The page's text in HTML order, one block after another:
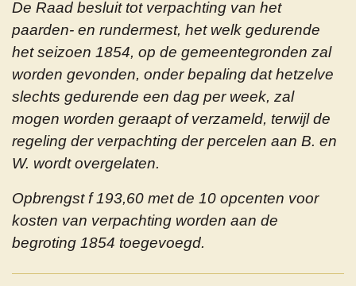
De Raad besluit tot verpachting van het
paarden- en rundermest, het welk gedurende
het seizoen 1854, op de gemeentegronden zal
worden gevonden, onder bepaling dat hetzelve
slechts gedurende een dag per week, zal
mogen worden geraapt of verzameld, terwijl de
regeling der verpachting der percelen aan B. en
W. wordt overgelaten.
Opbrengst f 193,60 met de 10 opcenten voor
kosten van verpachting worden aan de
begroting 1854 toegevoegd.